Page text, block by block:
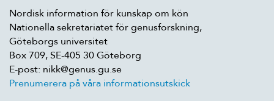
Nordisk information för kunskap om kön
Nationella sekretariatet för genusforskning,
Göteborgs universitet
Box 709, SE-405 30 Göteborg
E-post: nikk@genus.gu.se
Prenumerera på våra informationsutskick